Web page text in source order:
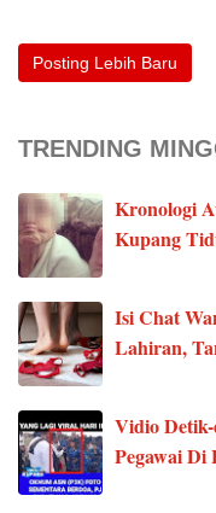
Posting Lebih Baru
TRENDING
Kronologi
Kupang
Isi Chat
Lahiran,
Vidio
Pegawai Di